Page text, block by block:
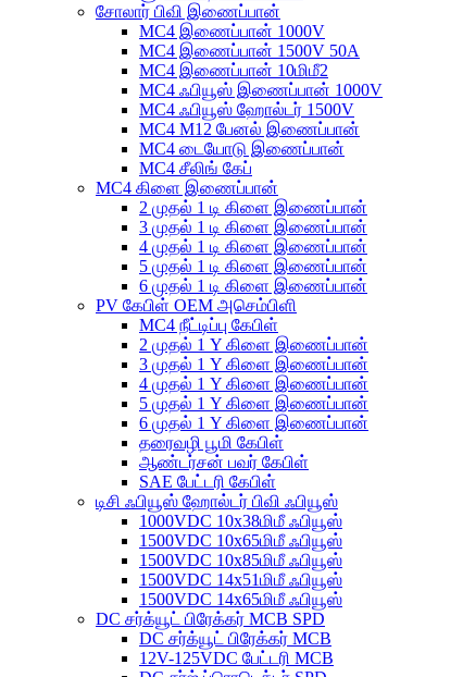
சோலார் பிவி இணைப்பான்
MC4 இணைப்பான் 1000V
MC4 இணைப்பான் 1500V 50A
MC4 இணைப்பான் 10மிமீ2
MC4 ஃபியூஸ் இணைப்பான் 1000V
MC4 ஃபியூஸ் ஹோல்டர் 1500V
MC4 M12 பேனல் இணைப்பான்
MC4 டையோடு இணைப்பான்
MC4 சீலிங் கேப்
MC4 கிளை இணைப்பான்
2 முதல் 1 டி கிளை இணைப்பான்
3 முதல் 1 டி கிளை இணைப்பான்
4 முதல் 1 டி கிளை இணைப்பான்
5 முதல் 1 டி கிளை இணைப்பான்
6 முதல் 1 டி கிளை இணைப்பான்
PV கேபிள் OEM அசெம்பிளி
MC4 நீட்டிப்பு கேபிள்
2 முதல் 1 Y கிளை இணைப்பான்
3 முதல் 1 Y கிளை இணைப்பான்
4 முதல் 1 Y கிளை இணைப்பான்
5 முதல் 1 Y கிளை இணைப்பான்
6 முதல் 1 Y கிளை இணைப்பான்
தரைவழி பூமி கேபிள்
ஆண்டர்சன் பவர் கேபிள்
SAE பேட்டரி கேபிள்
டிசி ஃபியூஸ் ஹோல்டர் பிவி ஃபியூஸ்
1000VDC 10x38மிமீ ஃபியூஸ்
1500VDC 10x65மிமீ ஃபியூஸ்
1500VDC 10x85மிமீ ஃபியூஸ்
1500VDC 14x51மிமீ ஃபியூஸ்
1500VDC 14x65மிமீ ஃபியூஸ்
DC சர்க்யூட் பிரேக்கர் MCB SPD
DC சர்க்யூட் பிரேக்கர் MCB
12V-125VDC பேட்டரி MCB